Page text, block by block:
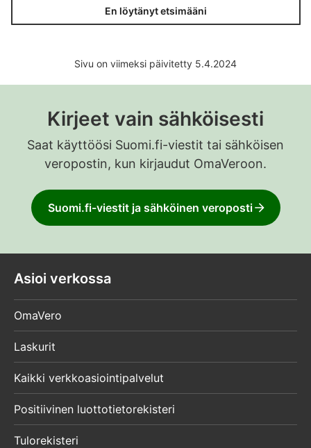
En löytänyt etsimääni
Sivu on viimeksi päivitetty 5.4.2024
Kirjeet vain sähköisesti
Saat käyttöösi Suomi.fi-viestit tai sähköisen
veropostin, kun kirjaudut OmaVeroon.
Suomi.fi-viestit ja sähköinen veroposti
Asioi verkossa
OmaVero
Laskurit
Kaikki verkkoasiointipalvelut
Positiivinen luottotietorekisteri
Tulorekisteri